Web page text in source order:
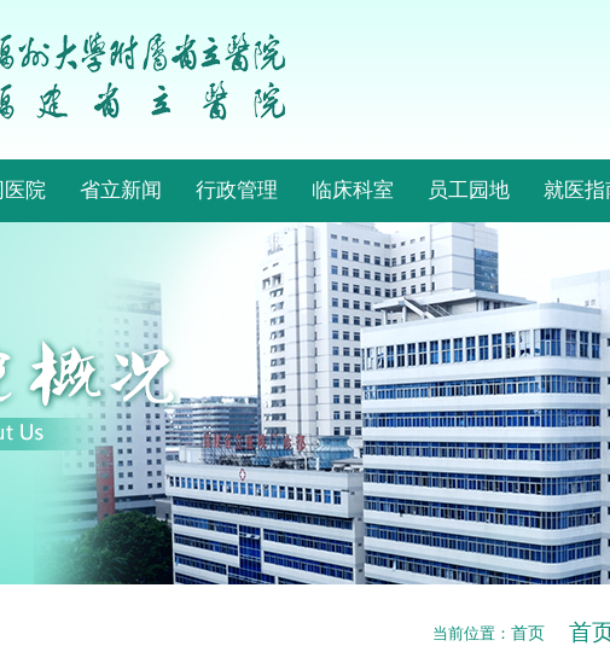
医院 省立新闻 行政管理 临床科室 员工园地 就医指
当前位置： 首页 首